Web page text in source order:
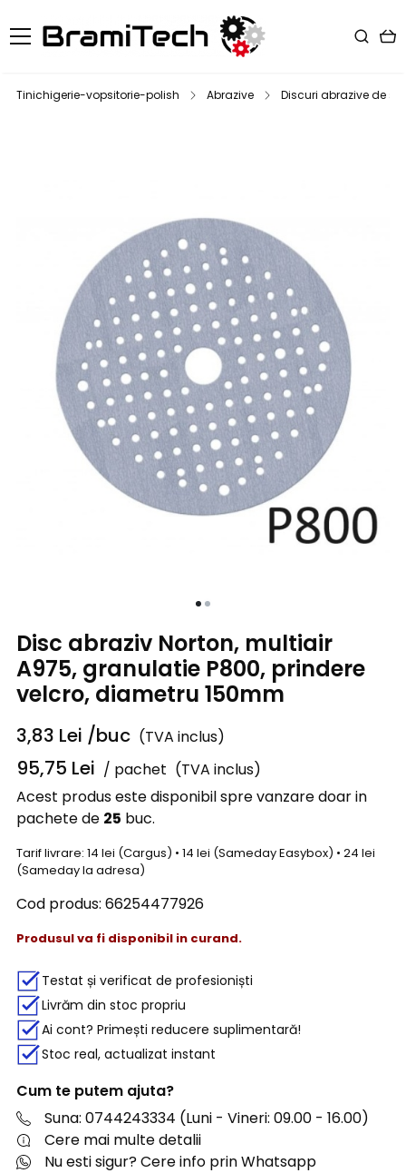
Tinichigerie-vopsitorie-polish Abrazive Discuri abrazive de
Disc abraziv Norton, multiair
A975, granulatie P800, prindere
velcro, diametru 150mm
3,83 Lei /buc (TVA inclus)
95,75 Lei / pachet (TVA inclus)
Acest produs este disponibil spre vanzare doar in
pachete de 25 buc.
Tarif livrare: 14 lei (Cargus) • 14 lei (Sameday Easybox) • 24 lei
(Sameday la adresa)
Cod produs: 66254477926
Produsul va fi disponibil in curand.
Testat și verificat de profesioniști
Livrăm din stoc propriu
Ai cont? Primești reducere suplimentară!
Stoc real, actualizat instant
Cum te putem ajuta?
Suna: 0744243334 (Luni - Vineri: 09.00 - 16.00)
Cere mai multe detalii
Nu esti sigur? Cere info prin Whatsapp